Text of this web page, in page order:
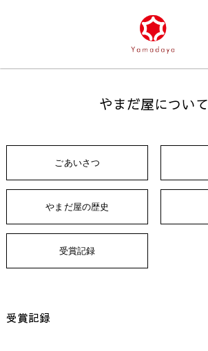
やまだ屋について
ごあいさつ
やまだ屋の歴史
受賞記録
受賞記録